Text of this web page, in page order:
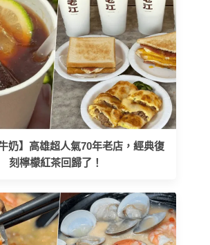
奶】高雄超人氣70年老店，經典復
刻檸檬紅茶回歸了！